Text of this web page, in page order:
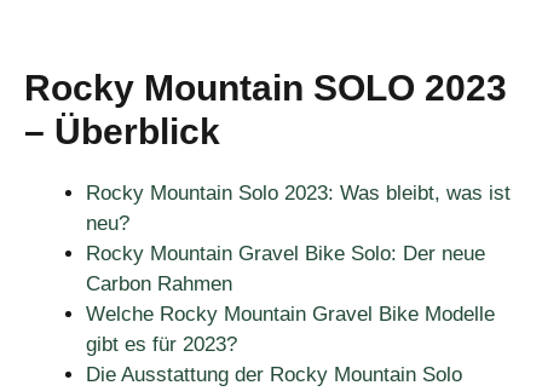
Rocky Mountain SOLO 2023
– Überblick
Rocky Mountain Solo 2023: Was bleibt, was ist
neu?
Rocky Mountain Gravel Bike Solo: Der neue
Carbon Rahmen
Welche Rocky Mountain Gravel Bike Modelle
gibt es für 2023?
Die Ausstattung der Rocky Mountain Solo